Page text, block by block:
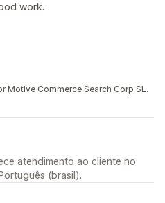
work.
Commerce Search Corp SL.
atendimento ao cliente no
(brasil).